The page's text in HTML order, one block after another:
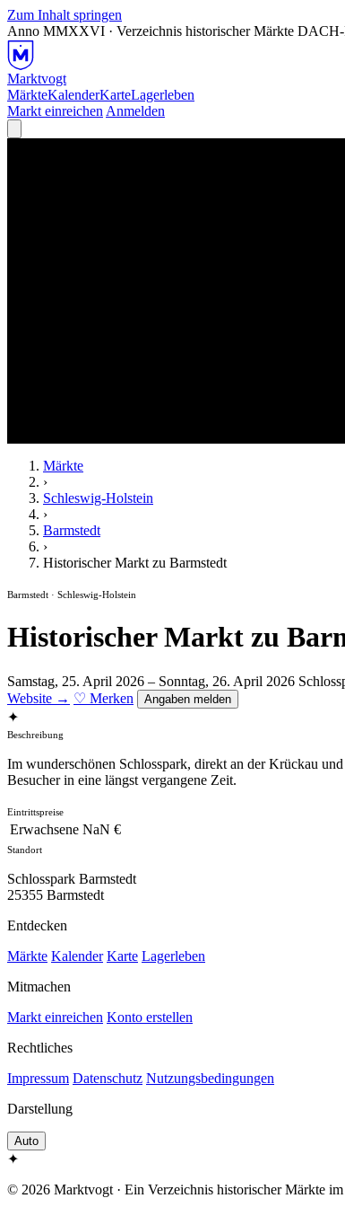
Zum Inhalt springen
Anno MMXXVI · Verzeichnis historischer Märkte DACH-
Marktvogt
MärkteKalenderKarteLagerleben
Markt einreichen Anmelden
Märkte
›
Schleswig-Holstein
›
Barmstedt
›
Historischer Markt zu Barmstedt
Barmstedt · Schleswig-Holstein
Historischer Markt zu
Samstag, 25. April 2026 – Sonntag, 26. April 2026
Website → ♡ Merken Angaben melden
✦
Beschreibung
Im wunderschönen Schlosspark, direkt an der Krückau
Besucher in eine längst vergangene Zeit.
Eintrittspreise
Erwachsene NaN €
Standort
Schlosspark Barmstedt
25355 Barmstedt
Entdecken
Märkte Kalender Karte Lagerleben
Mitmachen
Markt einreichen Konto erstellen
Rechtliches
Impressum Datenschutz Nutzungsbedingungen
Darstellung
Auto
✦
© 2026 Marktvogt · Ein Verzeichnis historischer Märkte